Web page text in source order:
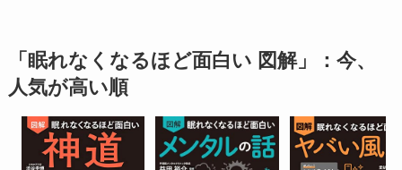
「眠れなくなるほど面白い 図解」：今、
人気が高い順